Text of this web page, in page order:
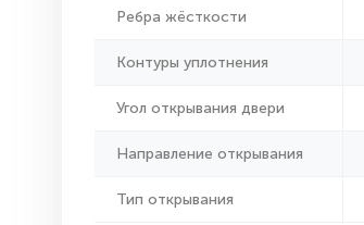
Ребра жёсткости
Контуры уплотнения
Угол открывания двери
Направление открывания
Тип открывания